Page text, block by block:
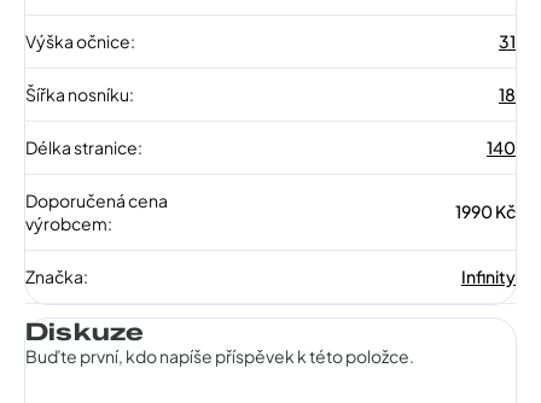
Výška očnice: 31
Šířka nosníku: 18
Délka stranice: 140
Doporučená cena
výrobcem:
1990 Kč
Značka: Infinity
Diskuze
Buďte první, kdo napíše příspěvek k této položce.